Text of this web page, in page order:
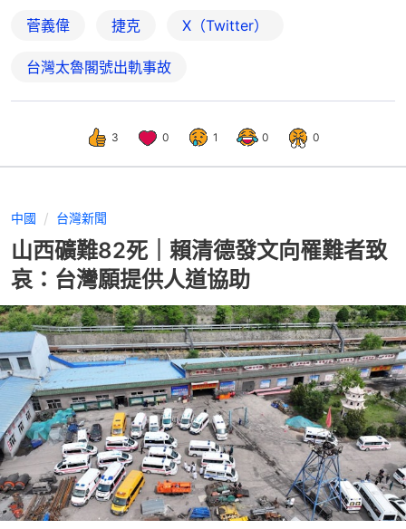
菅義偉 捷克 X（Twitter）
台灣太魯閣號出軌事故
3 0 1 0 0
中國 台灣新聞
山西礦難82死｜賴清德發文向罹難者致
哀：台灣願提供人道協助